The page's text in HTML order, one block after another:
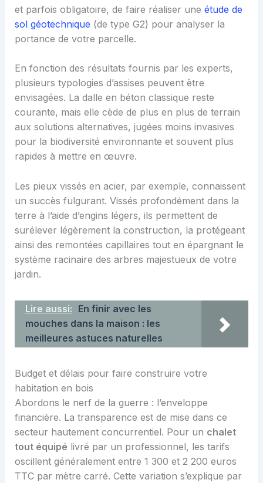
et parfois obligatoire, de faire réaliser une étude de
sol géotechnique (de type G2) pour analyser la
portance de votre parcelle.
En fonction des résultats fournis par les experts,
plusieurs typologies d’assises peuvent être
envisagées. La dalle en béton classique reste
courante, mais elle cède de plus en plus de terrain
aux solutions alternatives, jugées moins invasives
pour la biodiversité environnante et souvent plus
rapides à mettre en œuvre.
Les pieux vissés en acier, par exemple, connaissent
un succès fulgurant. Vissés profondément dans la
terre à l’aide d’engins légers, ils permettent de
surélever légèrement la construction, la protégeant
ainsi des remontées capillaires tout en épargnant le
système racinaire des arbres majestueux de votre
jardin.
Lire aussi: En finir avec les
mouches dans la maison : les
meilleures astuces naturelles
Budget et délais pour faire construire votre
habitation en bois
Abordons le nerf de la guerre : l’enveloppe
financière. La transparence est de mise dans ce
secteur hautement concurrentiel. Pour un chalet
tout équipé livré par un professionnel, les tarifs
oscillent généralement entre 1 300 et 2 200 euros
TTC par mètre carré. Cette variation s’explique par